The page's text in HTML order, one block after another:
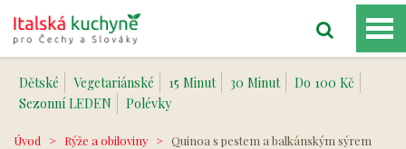
Dětské Vegetariánské 15 Minut 30 Minut
Do 100 Kč
Sezonní LEDEN
Polévky
Úvod > Rýže a obiloviny > Quinoa s pestem a balkánským sýrem